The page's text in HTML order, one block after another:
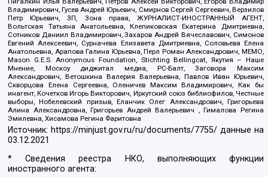
Владимирович, Гусев Андрей Юрьевич, Смирнов Сергей Сергеевич, Верзилов
Петр Юрьевич, ЗП, Зона права, ЖУРНАЛИСТ-ИНОСТРАННЫЙ АГЕНТ,
Вольтская Татьяна Анатольевна, Клепиковская Екатерина Дмитриевна,
Сотников Даниил Владимирович, Захаров Андрей Вячеславович, Симонов
Евгений Алексеевич, Сурначева Елизавета Дмитриевна, Соловьева Елена
Анатольевна, Арапова Галина Юрьевна, Перл Роман Александрович, МЕМО,
Mason G.E.S. Anonymous Foundation, Stichting Bellingcat, Якутия – Наше
Мнение, Москоу диджитал медиа, РС-Балт, Заговора Максим
Александрович, Ветошкина Валерия Валерьевна, Павлов Иван Юрьевич,
Скворцова Елена Сергеевна, Оленичев Максим Владимирович, Как бы
инагент, Кочетков Игорь Викторович, Иркутский союз библиофилов, Честные
выборы, Нобелевский призыв, Еланчик Олег Александрович, Григорьева
Алина Александровна, Григорьев Андрей Валерьевич , Гималова Регина
Эмилевна, Хисамова Регина Фаритовна
Источник: https://minjust.gov.ru/ru/documents/7755/ данные на
03.12.2021
* Сведения реестра НКО, выполняющих функции
иностранного агента: